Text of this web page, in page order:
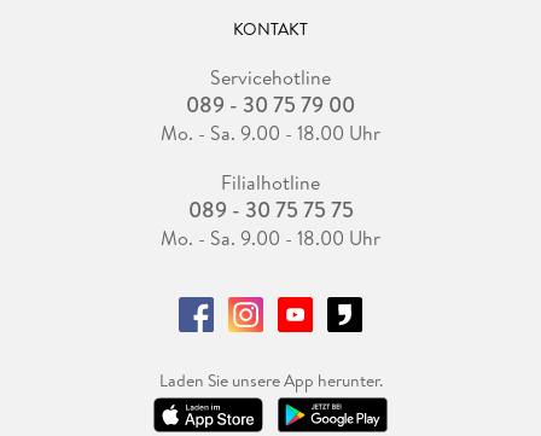
KONTAKT
Servicehotline
089 - 30 75 79 00
Mo. - Sa. 9.00 - 18.00 Uhr
Filialhotline
089 - 30 75 75 75
Mo. - Sa. 9.00 - 18.00 Uhr
Laden Sie unsere App herunter.